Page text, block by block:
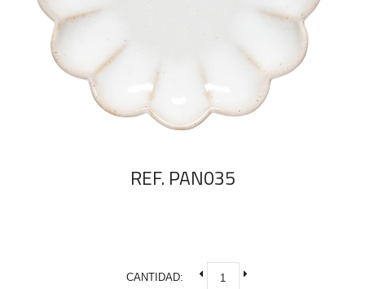
REF. PAN035
CANTIDAD: